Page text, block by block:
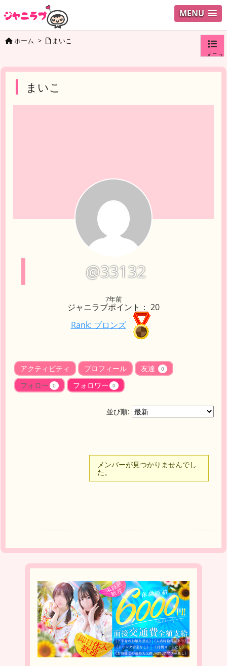
MENU
メニュ
ホーム > まいこ
まいこ
@33132
7年前
ジャニラブポイント： 20
Rank: ブロンズ
アクティビティ プロフィール 友達 0
フォロー 0 フォロワー 0
並び順:
メンバーが見つかりませんでし
た。